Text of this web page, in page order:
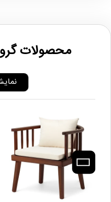
محصولات